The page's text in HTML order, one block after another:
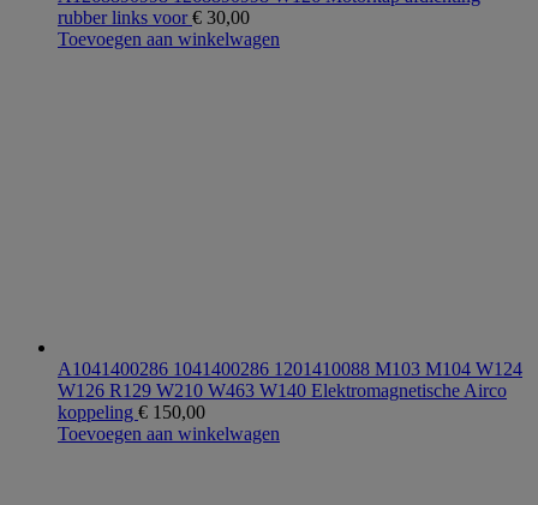
rubber links voor€ 30,00
Toevoegen aan winkelwagen
A1041400286 1041400286 1201410088 M103 M104 W124
W126 R129 W210 W463 W140 Elektromagnetische Airco
koppeling € 150,00
Toevoegen aan winkelwagen